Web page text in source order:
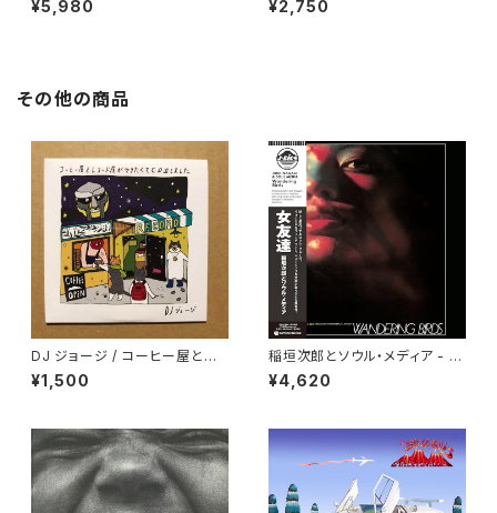
¥5,980 ¥2,750
その他の商品
DJ ジョージ / コーヒー屋とレ
コード屋がやりたくてCD出しま
した
¥1,500
稲垣次郎とソウル・メディア - W
andering Birds 女友達 "LP"
¥4,620